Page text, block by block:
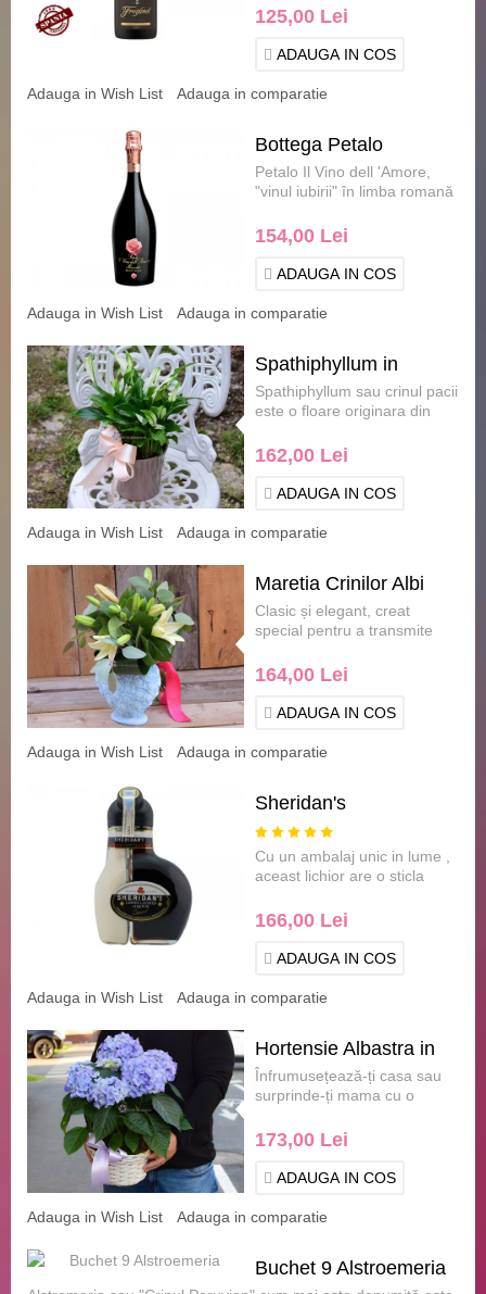
stil foarte revigorant ș.....
125,00 Lei
ADAUGA IN COS
Adauga in Wish List Adauga in comparatie
Bottega Petalo
Petalo Il Vino dell 'Amore,
"vinul iubirii" în limba romană
154,00 Lei
ADAUGA IN COS
Adauga in Wish List Adauga in comparatie
Spathiphyllum in
ghiveci
Spathiphyllum sau crinul pacii
este o floare originara din
Sud , floarea .....
162,00 Lei
ADAUGA IN COS
Adauga in Wish List Adauga in comparatie
Maretia Crinilor Albi
Clasic și elegant, creat
special pentru a transmite
ocazia zilei de .....
164,00 Lei
ADAUGA IN COS
Adauga in Wish List Adauga in comparatie
Sheridan's
Cu un ambalaj unic in lume ,
aceast lichior are o sticla
sectiuni , in pri.....
166,00 Lei
ADAUGA IN COS
Adauga in Wish List Adauga in comparatie
Hortensie Albastra in
ghiveci
Înfrumusețează-ți casa sau
surprinde-ți mama cu o
un cad.....
173,00 Lei
ADAUGA IN COS
Adauga in Wish List Adauga in comparatie
Buchet 9 Alstroemeria